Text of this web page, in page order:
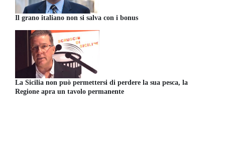
Il grano italiano non si salva con i bonus
La Sicilia non può permettersi di perdere la sua pesca, la
Regione apra un tavolo permanente